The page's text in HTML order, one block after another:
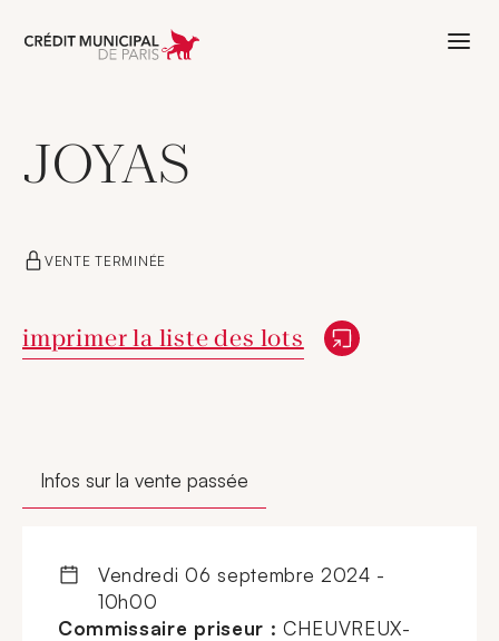
Aller à l'accueil de Crédit Municipal
JOYAS
VENTE TERMINÉE
Nouvelle fenêtre
imprimer la liste des lots
Infos sur la vente passée
vendredi 06 septembre 2024 -
10h00
Commissaire priseur : CHEUVREUX-